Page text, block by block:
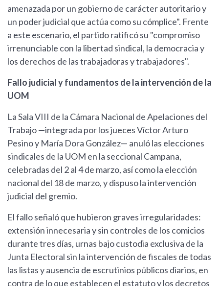
amenazada por un gobierno de carácter autoritario y
un poder judicial que actúa como su cómplice". Frente
a este escenario, el partido ratificó su "compromiso
irrenunciable con la libertad sindical, la democracia y
los derechos de las trabajadoras y trabajadores".
Fallo judicial y fundamentos de la intervención de la
UOM
La Sala VIII de la Cámara Nacional de Apelaciones del
Trabajo —integrada por los jueces Víctor Arturo
Pesino y María Dora González— anuló las elecciones
sindicales de la UOM en la seccional Campana,
celebradas del 2 al 4 de marzo, así como la elección
nacional del 18 de marzo, y dispuso la intervención
judicial del gremio.
El fallo señaló que hubieron graves irregularidades:
extensión innecesaria y sin controles de los comicios
durante tres días, urnas bajo custodia exclusiva de la
Junta Electoral sin la intervención de fiscales de todas
las listas y ausencia de escrutinios públicos diarios, en
contra de lo que establecen el estatuto y los decretos